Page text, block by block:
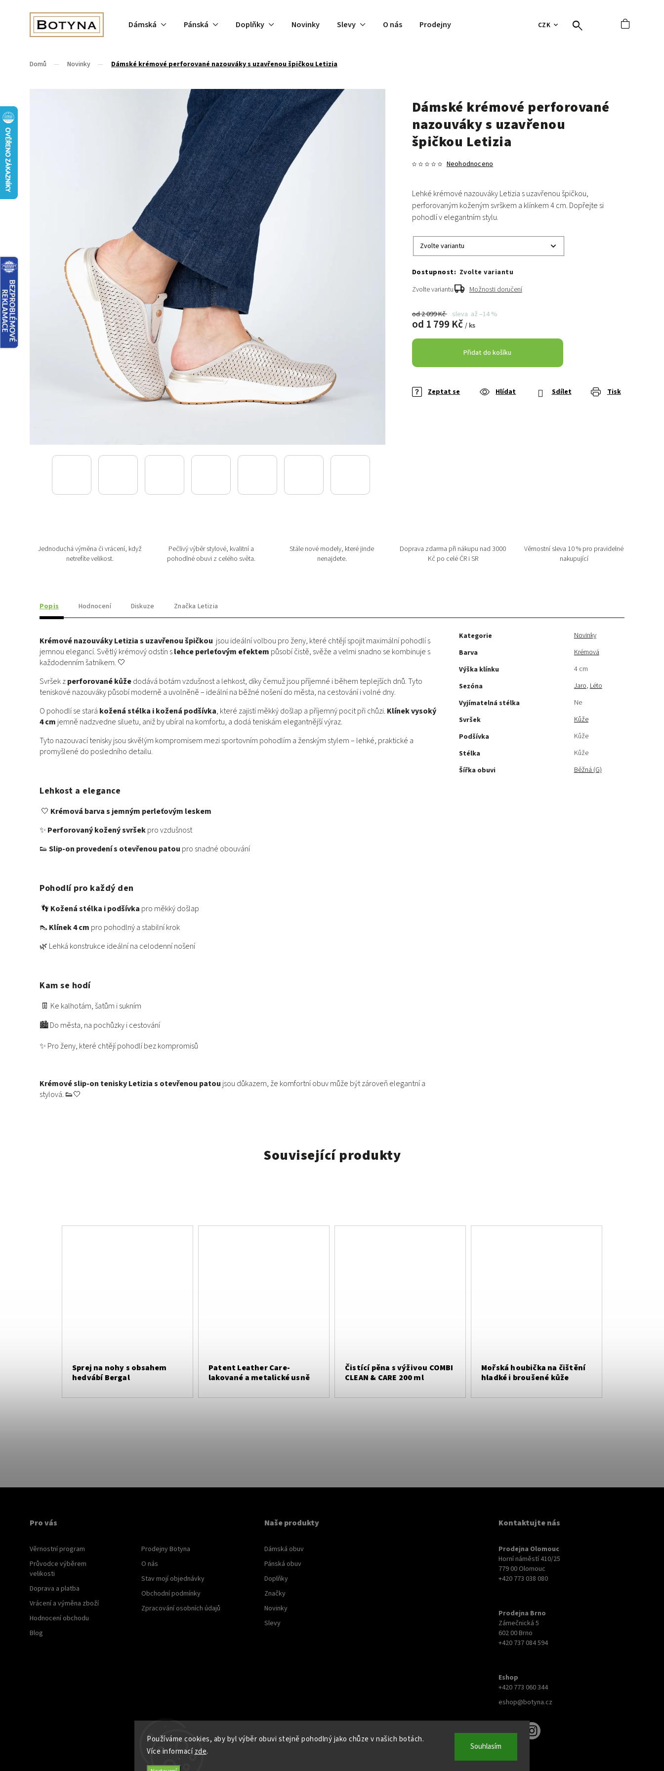
Používáme cookies, aby byl výběr obuvi stejně pohodlný jako chůze v našich botách.
Více informacízde. Souhlasím
CZK
Dámská Pánská Doplňky Novinky Slevy O nás Prodejny Hodnocení obchodu Tabulky velikostí
Domů / Novinky / Dámské krémové perforované nazouváky s uzavřenou špičkou Letizia
Dámské krémové perforované
nazouváky s uzavřenou
špičkou Letizia
od 2 099 Kč až –14 %
od 1 799 Kč / ks
Neohodnoceno
Lehké krémové nazouváky Letizia s uzavřenou špičkou,
perforovaným koženým svrškem a klínkem 4 cm. Dopřejte si
pohodlí v elegantním stylu.
Zvolte variantu
Zvolte variantu
Možnosti doručení
Přidat do košíku
Tisk
Zeptat se Hlídat Sdílet
Jednoduchá výměna či vrácení, když
netrefíte velikost.
Pečlivý výběr stylové, kvalitní a
pohodlné obuvi z celého světa.
Stále nové modely, které jinde
nenajdete.
Doprava zdarma při nákupu nad 3000
Kč po celé ČR i SR
Věrnostní sleva 10 % pro pravidelné
nakupující
Popis Hodnocení Diskuze Značka Letizia
Krémové nazouváky Letizia s uzavřenou špičkou jsou ideální volbou pro ženy, které chtějí spojit maximální pohodlí s
jemnou elegancí. Světlý krémový odstín slehce perleťovým efektem působí čistě, svěže a velmi snadno se kombinuje s
každodenním šatníkem. 🤍
Svršek zperforované kůžedodává botám vzdušnost a lehkost, díky čemuž jsou příjemné i během teplejších dnů. Tyto
teniskové nazouváky působí moderně a uvolněně – ideální na běžné nošení do města, na cestování i volné dny.
O pohodlí se stará kožená stélka i kožená podšívka, které zajistí měkký došlap a příjemný pocit při chůzi. Klínek vysoký
4 cm jemně nadzvedne siluetu, aniž by ubíral na komfortu, a dodá teniskám elegantnější výraz.
Tyto nazouvací tenisky jsou skvělým kompromisem mezi sportovním pohodlím a ženským stylem – lehké, praktické a
promyšlené do posledního detailu.
Lehkost a elegance
🤍 Krémová barva s jemným perleťovým leskem
✨ Perforovaný kožený svršekpro vzdušnost
👟 Slip-on provedení s otevřenou patou pro snadné obouvání
Pohodlí pro každý den
👣Kožená stélka i podšívka pro měkký došlap
👠 Klínek 4 cm pro pohodlný a stabilní krok
🌿 Lehká konstrukce ideální na celodenní nošení
Kam se hodí
👖 Ke kalhotám, šatům i sukním
🏙️ Do města, na pochůzky i cestování
✨ Pro ženy, které chtějí pohodlí bez kompromisů
Krémové slip-on tenisky Letizia s otevřenou patou jsou důkazem, že komfortní obuv může být zároveň elegantní a
stylová. 👟🤍
Kategorie
Novinky
Barva
Krémová
Výška klínku
4 cm
Sezóna
Jaro,Léto
Vyjímatelná stélka
Ne
Svršek
Kůže
Podšívka
Kůže
Stélka
Kůže
Šířka obuvi
Běžná (G)
Související produkty
Sprej na nohy s obsahem
hedvábí Bergal
Patent Leather Care-
lakované a metalické usně
Čistící pěna s výživou COMBI
CLEAN & CARE 200 ml
Mořská houbička na čištění
hladké i broušené kůže
Pro vás
Věrnostní program
Průvodce výběrem
velikosti
Doprava a platba
Vrácení a výměna zboží
Hodnocení obchodu
Blog
Prodejny Botyna
O nás
Stav mojí objednávky
Obchodní podmínky
Zpracování osobních údajů
Naše produkty
Dámská obuv
Pánská obuv
Doplňky
Značky
Novinky
Slevy
Kontaktujte nás
Prodejna Olomouc
Horní náměstí 410/25
779 00 Olomouc
+420 773 038 080
Prodejna Brno
Zámečnická 5
602 00 Brno
+420 737 084 594
Eshop
+420 773 060 344
eshop@botyna.cz